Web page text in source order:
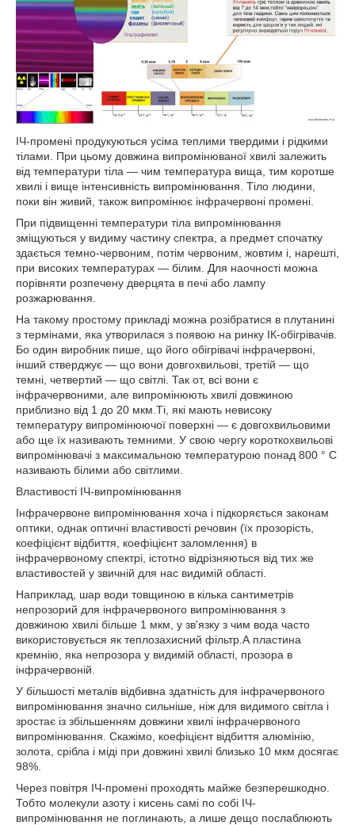
ІЧ-промені продукуються усіма теплими твердими і рідкими
тілами. При цьому довжина випромінюваної хвилі залежить
від температури тіла ― чим температура вища, тим коротше
хвилі і вище інтенсивність випромінювання. Тіло людини,
поки він живий, також випромінює інфрачервоні промені.
При підвищенні температури тіла випромінювання
зміщуються у видиму частину спектра, а предмет спочатку
здається темно-червоним, потім червоним, жовтим і, нарешті,
при високих температурах ― білим. Для наочності можна
порівняти розпечену дверцята в печі або лампу
розжарювання.
На такому простому прикладі можна розібратися в плутанині
з термінами, яка утворилася з появою на ринку ІК-обігрівачів.
Бо один виробник пише, що його обігрівачі інфрачервоні,
інший стверджує ― що вони довгохвильові, третій ― що
темні, четвертий ― що світлі. Так от, всі вони є
інфрачервоними, але випромінюють хвилі довжиною
приблизно від 1 до 20 мкм. Ті, які мають невисоку
температуру випромінюючої поверхні ― є довгохвильовими
або ще їх називають темними. У свою чергу короткохвильові
випромінювачі з максимальною температурою понад 800 ° С
називають білими або світлими.
Властивості ІЧ-випромінювання
Інфрачервоне випромінювання хоча і підкоряється законам
оптики, однак оптичні властивості речовин (їх прозорість,
коефіцієнт відбиття, коефіцієнт заломлення) в
інфрачервоному спектрі, істотно відрізняються від тих же
властивостей у звичній для нас видимій області.
Наприклад, шар води товщиною в кілька сантиметрів
непрозорий для інфрачервоного випромінювання з
довжиною хвилі більше 1 мкм, у зв'язку з чим вода часто
використовується як теплозахисний фільтр. А пластина
кремнію, яка непрозора у видимій області, прозора в
інфрачервоній.
У більшості металів відбивна здатність для інфрачервоного
випромінювання значно сильніше, ніж для видимого світла і
зростає із збільшенням довжини хвилі інфрачервоного
випромінювання. Скажімо, коефіцієнт відбиття алюмінію,
золота, срібла і міді при довжині хвилі близько 10 мкм досягає
98%.
Через повітря ІЧ-промені проходять майже безперешкодно.
Тобто молекули азоту і кисень самі по собі ІЧ-
випромінювання не поглинають, а лише дещо послаблюють